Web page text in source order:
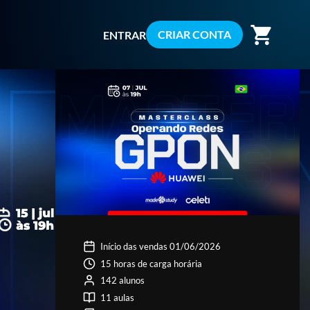
ENTRAR CRIAR CONTA shopping_cart
Início das vendas 01/06/2026
15 horas de carga horária
142 alunos
11 aulas